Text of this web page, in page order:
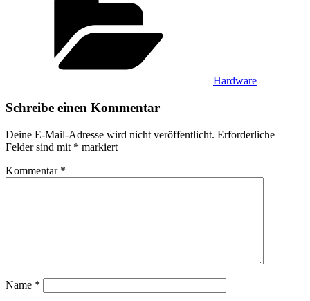
Hardware
Schreibe einen Kommentar
Deine E-Mail-Adresse wird nicht veröffentlicht. Erforderliche
Felder sind mit * markiert
Kommentar *
Name *